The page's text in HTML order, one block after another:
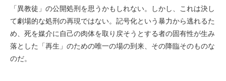
「異教徒」の公開処刑を思うかもしれない。しかし、これは決し
て劇場的な処刑の再現ではない。記号化という暴力から逃れるた
め、死を媒介に自己の肉体を取り戻そうとする者の固有性が生み
落とした「再生」のための唯一の場の到来、その降臨そのものな
のだ。